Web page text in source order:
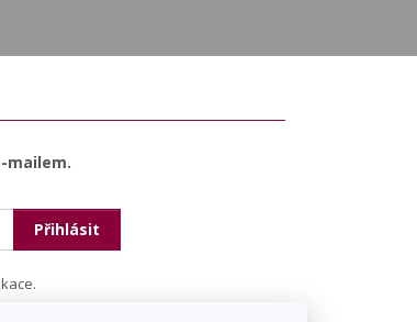
mailem.
Přihlásit